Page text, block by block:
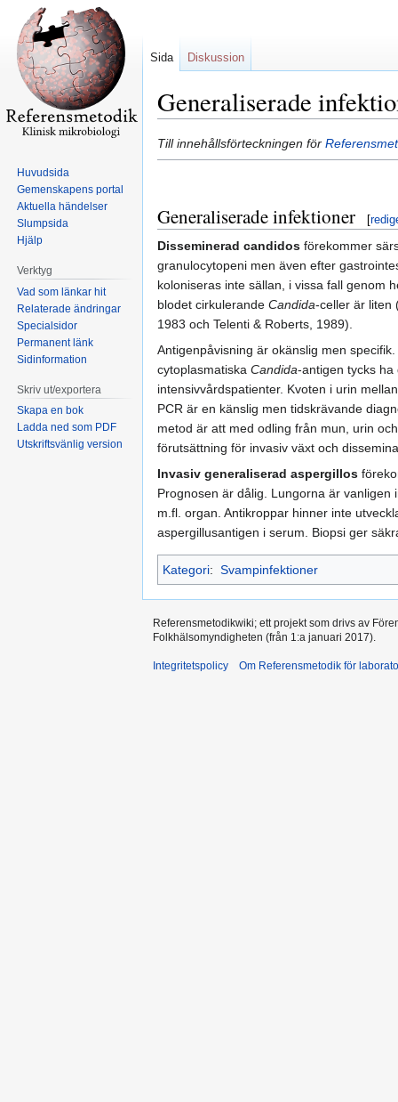
Generaliserade
Hoppa
till
Hoppa
till
Till innehållsförteckningen för
Generaliserade infektioner [
Disseminerad candidos förekommer
granulocytopeni men även efter
koloniseras inte sällan, i vissa fall genom
blodet cirkulerande Candida-celler är liten
1983 och Telenti & Roberts, 1989).
Antigenpåvisning är okänslig men
cytoplasmatiska Candida-antigen tycks
intensivvårdspatienter. Kvoten i urin
PCR är en känslig men tidskrävande
metod är att med odling från mun, urin
förutsättning för invasiv växt och
Invasiv generaliserad aspergillos
Prognosen är dålig. Lungorna är
m.fl. organ. Antikroppar hinner inte
aspergillusantigen i serum. Biopsi ger
Kategori: Svampinfektioner
Sida Diskussion
Huvudsida
Gemenskapens portal
Aktuella händelser
Slumpsida
Hjälp
Verktyg
Vad som länkar hit
Relaterade ändringar
Specialsidor
Permanent länk
Sidinformation
Skriv ut/exportera
Skapa en bok
Ladda ned som PDF
Utskriftsvänlig version
Referensmetodikwiki; ett projekt som drivs av
Folkhälsomyndigheten (från 1:a januari 2017).
Integritetspolicy Om Referensmetodik för